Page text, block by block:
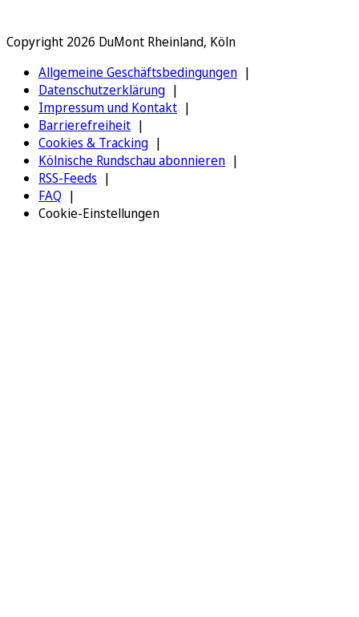
Copyright 2026 DuMont Rheinland, Köln
Allgemeine Geschäftsbedingungen
Datenschutzerklärung
Impressum und Kontakt
Barrierefreiheit
Cookies & Tracking
Kölnische Rundschau abonnieren
RSS-Feeds
FAQ
Cookie-Einstellungen